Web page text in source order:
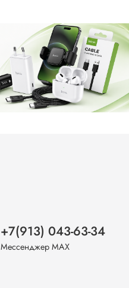
+7(913) 043-63-34
Мессенджер MAX